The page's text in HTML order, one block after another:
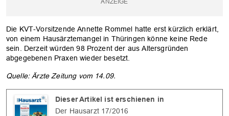
Die KVT-Vorsitzende Annette Rommel hatte erst kürzlich erklärt,
von einem Hausärztemangel in Thüringen könne keine Rede
sein. Derzeit würden 98 Prozent der aus Altersgründen
abgegebenen Praxen wieder besetzt.
Quelle: Ärzte Zeitung vom 14.09.
Dieser Artikel ist erschienen in
Der Hausarzt 17/2016